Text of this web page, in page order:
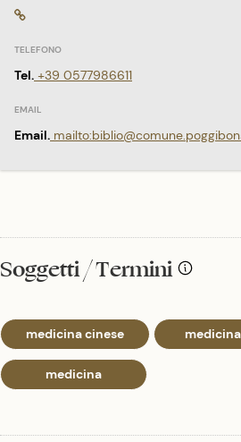
Tel. +39 0577986611
Email.
Soggetti / Termini
medicina cinese
medicina